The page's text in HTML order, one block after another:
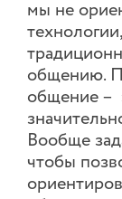
мы не
общению.
общение –
Вообще
чтобы